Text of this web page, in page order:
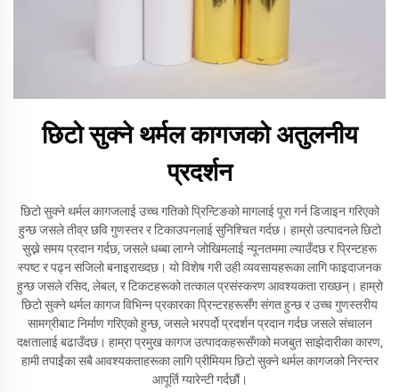
छिटो सुक्ने थर्मल कागजको अतुलनीय
प्रदर्शन
छिटो सुक्ने थर्मल कागजलाई उच्च गतिको प्रिन्टिङको मागलाई पूरा गर्न डिजाइन गरिएको
हुन्छ जसले तीव्र छवि गुणस्तर र टिकाउपनलाई सुनिश्चित गर्दछ। हाम्रो उत्पादनले छिटो
सुख्ने समय प्रदान गर्दछ, जसले धब्बा लाग्ने जोखिमलाई न्यूनतममा ल्याउँदछ र प्रिन्टहरू
स्पष्ट र पढ्न सजिलो बनाइराख्दछ। यो विशेष गरी उही व्यवसायहरूका लागि फाइदाजनक
हुन्छ जसले रसिद, लेबल, र टिकटहरूको तत्काल प्रसंस्करण आवश्यकता राख्छन्। हाम्रो
छिटो सुक्ने थर्मल कागज विभिन्न प्रकारका प्रिन्टरहरूसँग संगत हुन्छ र उच्च गुणस्तरीय
सामग्रीबाट निर्माण गरिएको हुन्छ, जसले भरपर्दो प्रदर्शन प्रदान गर्दछ जसले संचालन
दक्षतालाई बढाउँदछ। हाम्रा प्रमुख कागज उत्पादकहरूसँगको मजबुत साझेदारीका कारण,
हामी तपाईंका सबै आवश्यकताहरूका लागि प्रीमियम छिटो सुक्ने थर्मल कागजको निरन्तर
आपूर्ति ग्यारेन्टी गर्दछौं।